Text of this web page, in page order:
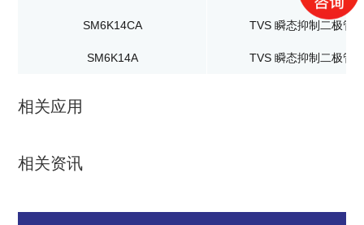
SM6K14CA TVS 瞬态抑制二极管
SM6K14A TVS 瞬态抑制二极管
相关应用
相关资讯